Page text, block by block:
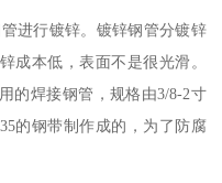
进行镀锌。镀锌钢管分镀锌
成本低，表面不是很光滑。
的焊接钢管，规格由3/8-2寸
的钢带制作成的，为了防腐